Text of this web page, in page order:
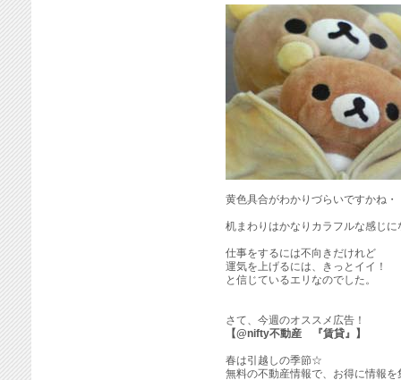
黄色具合がわかりづらいですかね・
机まわりはかなりカラフルな感じに
仕事をするには不向きだけれど
運気を上げるには、きっとイイ！
と信じているエリなのでした。
さて、今週のオススメ広告！
【@nifty不動産 『賃貸』】
春は引越しの季節☆
無料の不動産情報で、お得に情報を